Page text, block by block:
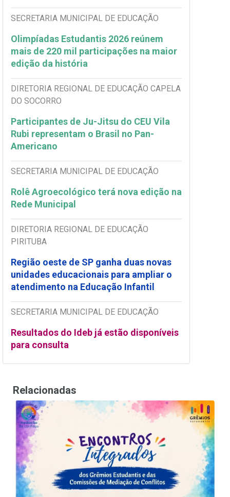
SECRETARIA MUNICIPAL DE EDUCAÇÃO
Olimpíadas Estudantis 2026 reúnem
mais de 220 mil participações na maior
edição da história
DIRETORIA REGIONAL DE EDUCAÇÃO CAPELA
DO SOCORRO
Participantes de Ju-Jitsu do CEU Vila
Rubi representam o Brasil no Pan-
Americano
SECRETARIA MUNICIPAL DE EDUCAÇÃO
Rolê Agroecológico terá nova edição na
Rede Municipal
DIRETORIA REGIONAL DE EDUCAÇÃO
PIRITUBA
Região oeste de SP ganha duas novas
unidades educacionais para ampliar o
atendimento na Educação Infantil
SECRETARIA MUNICIPAL DE EDUCAÇÃO
Resultados do Ideb já estão disponíveis
para consulta
Relacionadas